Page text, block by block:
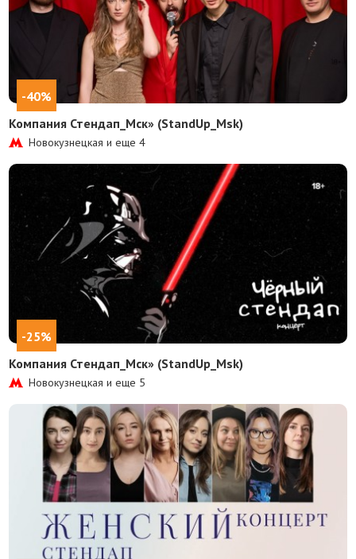
-40%
Компания Стендап_Мск» (StandUp_Msk)
Новокузнецкая и еще4
-25%
Компания Стендап_Мск» (StandUp_Msk)
Новокузнецкая и еще 5